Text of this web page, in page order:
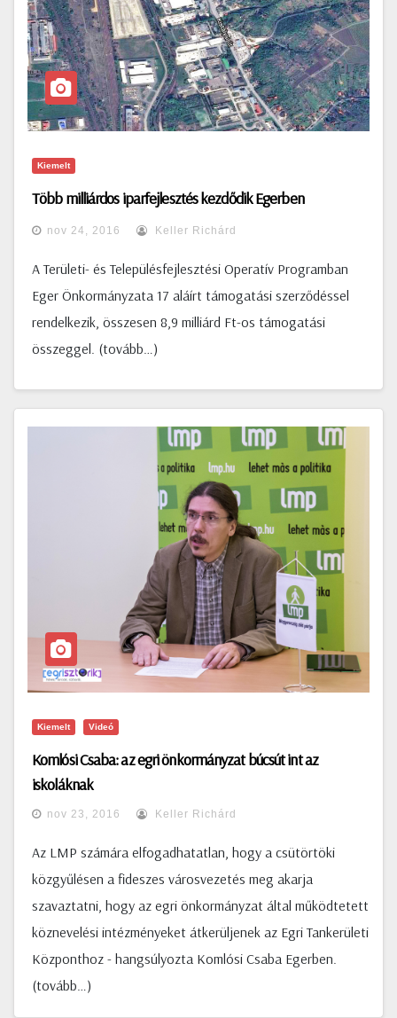
Kiemelt
Több milliárdos iparfejlesztés kezdődik Egerben
nov 24, 2016 Keller Richárd
A Területi- és Településfejlesztési Operatív Programban
Eger Önkormányzata 17 aláírt támogatási szerződéssel
rendelkezik, összesen 8,9 milliárd Ft-os támogatási
összeggel. (tovább…)
Kiemelt Videó
Komlósi Csaba: az egri önkormányzat búcsút int az
iskoláknak
nov 23, 2016 Keller Richárd
Az LMP számára elfogadhatatlan, hogy a csütörtöki
közgyűlésen a fideszes városvezetés meg akarja
szavaztatni, hogy az egri önkormányzat által működtetett
köznevelési intézményeket átkerüljenek az Egri Tankerületi
Központhoz - hangsúlyozta Komlósi Csaba Egerben.
(tovább…)